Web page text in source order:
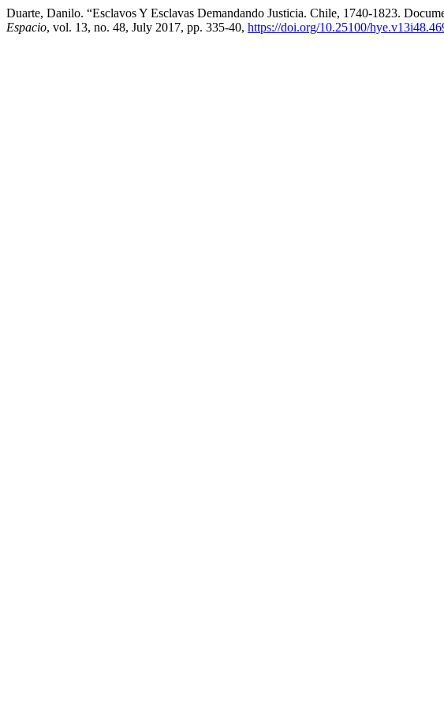
Duarte, Danilo. “Esclavos Y Esclavas Demandando Justicia. Chile, 1740-1823.
Espacio, vol. 13, no. 48, July 2017, pp. 335-40, https://doi.org/10.25100/